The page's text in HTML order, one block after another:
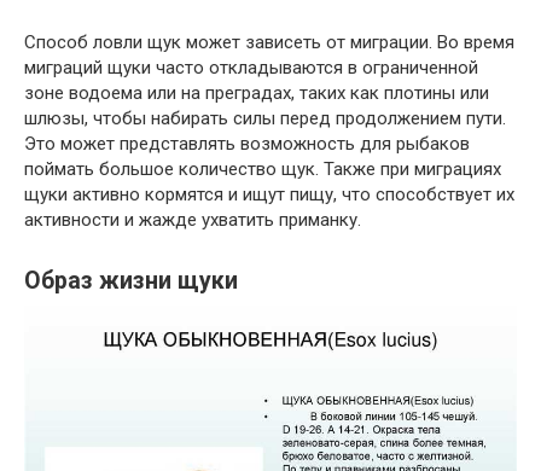
Способ ловли щук может зависеть от миграции. Во время
миграций щуки часто откладываются в ограниченной
зоне водоема или на преградах, таких как плотины или
шлюзы, чтобы набирать силы перед продолжением пути.
Это может представлять возможность для рыбаков
поймать большое количество щук. Также при миграциях
щуки активно кормятся и ищут пищу, что способствует их
активности и жажде ухватить приманку.
Образ жизни щуки